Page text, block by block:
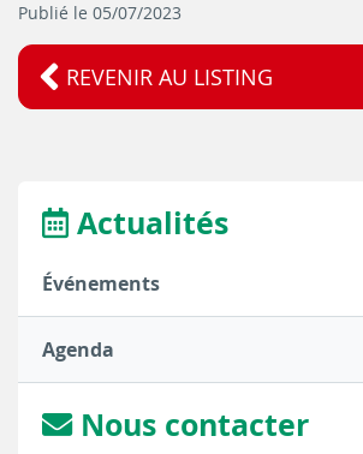
Publié le 05/07/2023
REVENIR AU LISTING
Actualités
Événements
Agenda
Nous contacter